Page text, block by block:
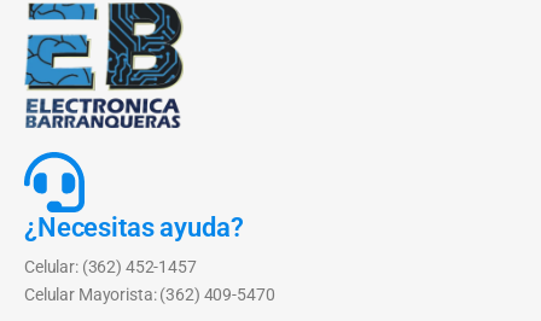
¿Necesitas ayuda?
Celular: (362) 452-1457
Celular Mayorista: (362) 409-5470